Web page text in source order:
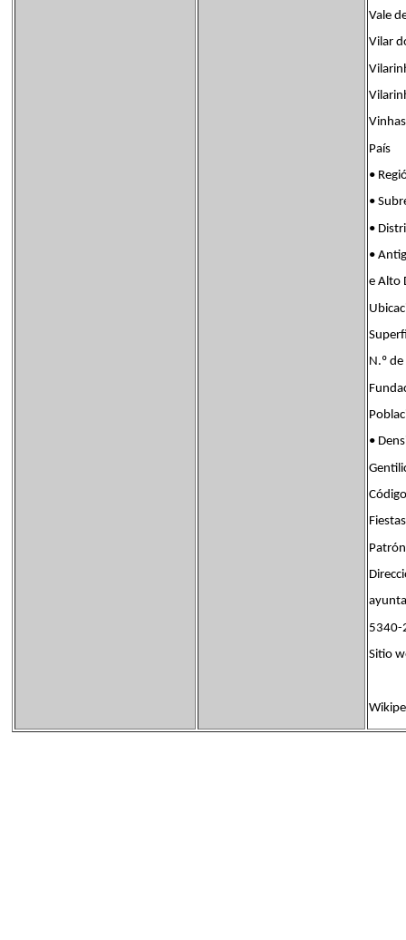
Vale
Vilar
Vinhas
País
•
•
•
•
e Alto
N.º
•
5340-
Sitio